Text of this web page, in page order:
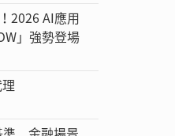
2026 AI應用
」強勢登場